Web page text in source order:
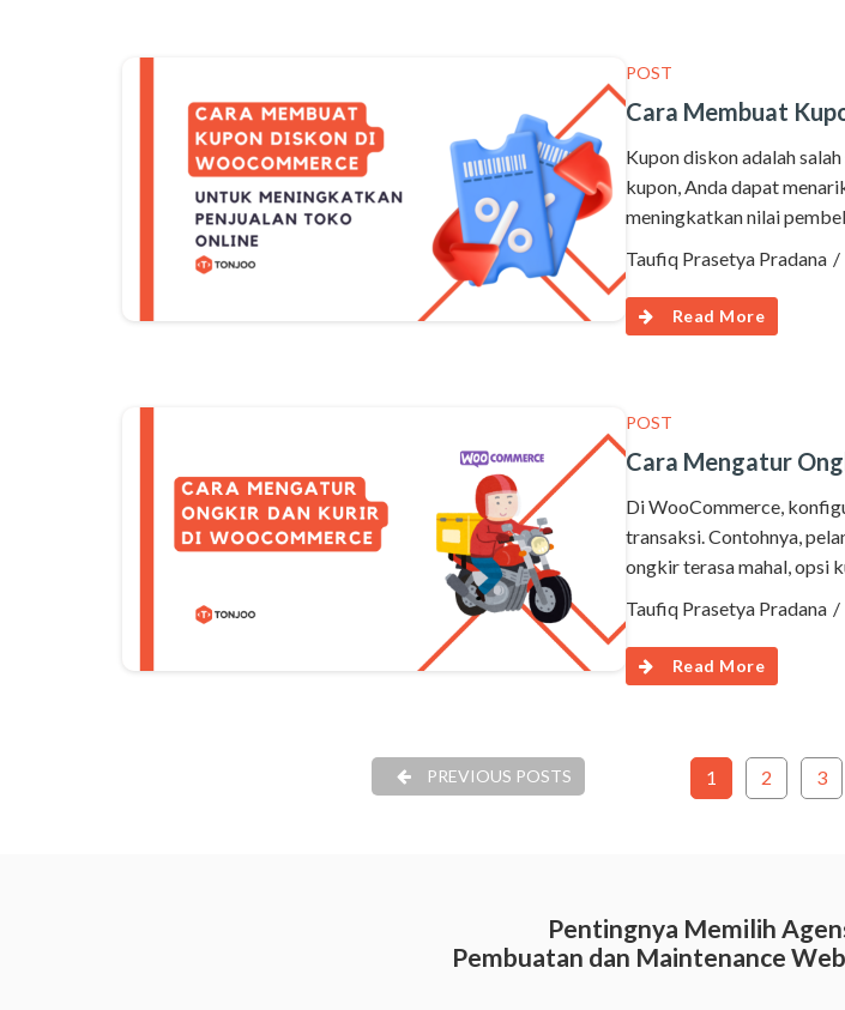
POST
Cara Membuat
Kupon diskon adalah
kupon, Anda dapat
meningkatkan nilai
Taufiq Prasetya Pradana
Read More
POST
Cara Mengatur
Di WooCommerce,
transaksi. Contohnya,
ongkir terasa mahal, opsi
Taufiq Prasetya Pradana
Read More
PREVIOUS POSTS 1 2 3
Pentingnya Memilih
Pembuatan dan Maintenance